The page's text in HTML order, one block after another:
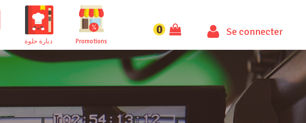
دبارة حلوة Promotions
0 Se connecter